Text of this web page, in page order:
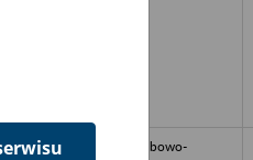
akta osobowo-